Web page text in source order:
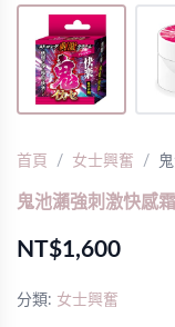
首頁 女士興奮
鬼池瀨強刺激快感
NT$1,600
分類: 女士興奮